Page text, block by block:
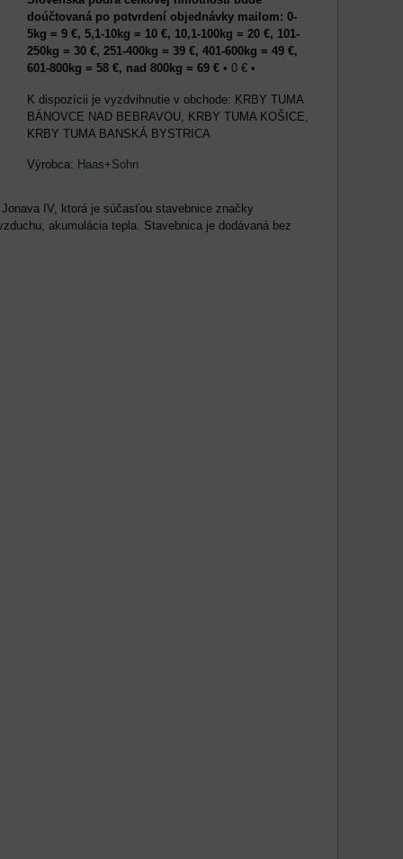
doúčtovaná po potvrdení objednávky mailom: 0-
5kg = 9 €, 5,1-10kg = 10 €, 10,1-100kg = 20 €, 101-
250kg = 30 €, 251-400kg = 39 €, 401-600kg = 49 €,
601-800kg = 58 €, nad 800kg = 69 € • 0 € •
KRBY TUMA
BÁNOVCE NAD BEBRAVOU, KRBY TUMA KOŠICE,
KRBY TUMA BANSKÁ BYSTRICA
Výrobca: Haas+Sohn
IV, ktorá je súčasťou stavebnice značky
akumulácia tepla. Stavebnica je dodávaná bez